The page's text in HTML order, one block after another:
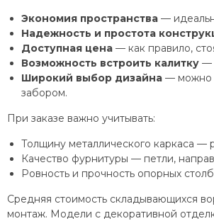
Экономия пространства —
Надежность и простота
Доступная цена — как правило,
Возможность встроить калитку —
Широкий выбор дизайна — можно
забором.
При заказе важно учитывать:
Толщину металлического каркаса —
Качество фурнитуры — петли,
Ровность и прочность опорных
Средняя стоимость складывающихся
монтаж. Модели с декоративной